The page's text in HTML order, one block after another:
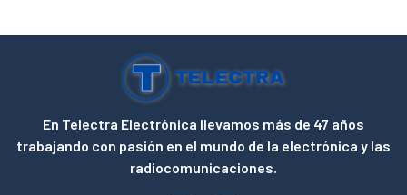
En Telectra Electrónica llevamos más de 47 años
trabajando con pasión en el mundo de la electrónica y las
radiocomunicaciones.